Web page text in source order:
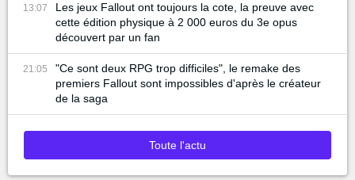
13:07
Les jeux Fallout ont toujours la cote, la preuve avec
cette édition physique à 2 000 euros du 3e opus
découvert par un fan
21:05
"Ce sont deux RPG trop difficiles", le remake des
premiers Fallout sont impossibles d'après le créateur
de la saga
Toute l'actu